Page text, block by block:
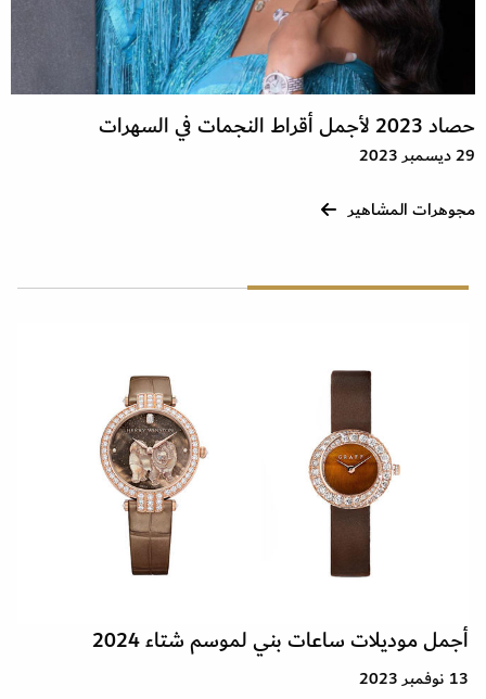
حصاد 2023 لأجمل أقراط النجمات في السهرات
29 ديسمبر 2023
مجوهرات المشاهير
أجمل موديلات ساعات بني لموسم شتاء 2024
13 نوفمبر 2023